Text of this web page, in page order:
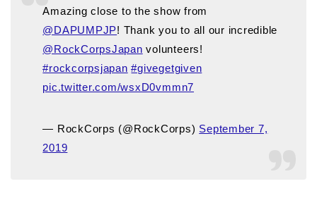
Amazing close to the show from
@DAPUMPJP! Thank you to all our incredible
@RockCorpsJapan volunteers!
#rockcorpsjapan #givegetgiven
pic.twitter.com/wsxD0vmmn7
— RockCorps (@RockCorps) September 7,
2019